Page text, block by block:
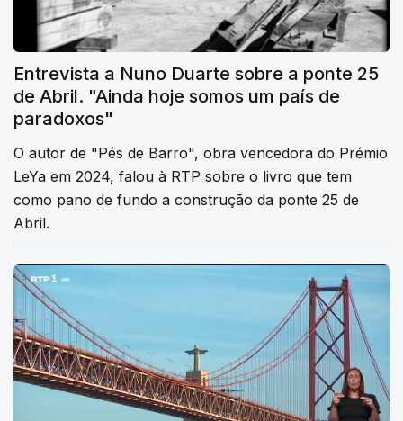
Entrevista a Nuno Duarte sobre a ponte 25
de Abril. "Ainda hoje somos um país de
paradoxos"
O autor de "Pés de Barro", obra vencedora do Prémio
LeYa em 2024, falou à RTP sobre o livro que tem
como pano de fundo a construção da ponte 25 de
Abril.